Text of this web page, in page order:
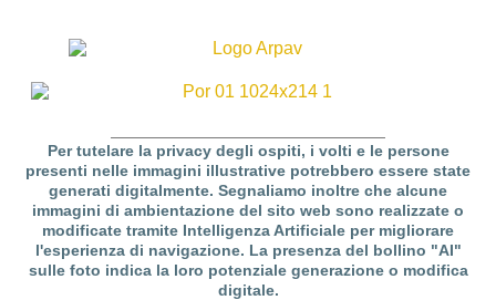
Per tutelare la privacy degli ospiti, i volti e le persone
presenti nelle immagini illustrative potrebbero essere state
generati digitalmente. Segnaliamo inoltre che alcune
immagini di ambientazione del sito web sono realizzate o
modificate tramite Intelligenza Artificiale per migliorare
l'esperienza di navigazione. La presenza del bollino "AI"
sulle foto indica la loro potenziale generazione o modifica
digitale.